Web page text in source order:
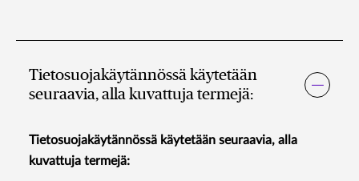
Tietosuojakäytännössä käytetään
seuraavia, alla kuvattuja termejä:
Tietosuojakäytännössä käytetään seuraavia, alla
kuvattuja termejä: